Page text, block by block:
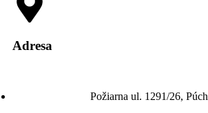
Adresa
Požiarna ul. 1291/26,